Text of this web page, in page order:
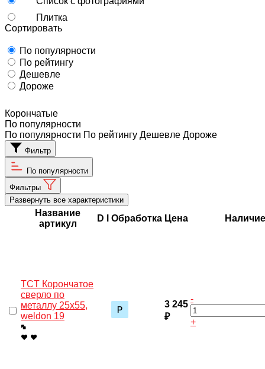
Плитка
Сортировать
По популярности
По рейтингу
Дешевле
Дороже
Корончатые
По популярности
По популярности По рейтингу Дешевле Дороже
Фильтр
По популярности
Фильтры
Развернуть все характеристики
Название
артикул
D Обработка Цена Наличие
TCT Корончатое
сверло по
металлу 25x55,
weldon 19
3 245
₽
-
+